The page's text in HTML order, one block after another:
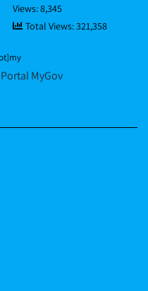
Views:8,345
Total Views:321,358
Portal MyGov